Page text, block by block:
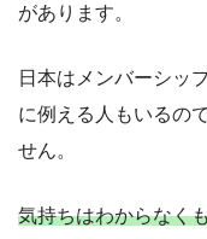
があります。
日本はメンバーシッ
に例える人もいるの
せん。
気持ちはわからなく